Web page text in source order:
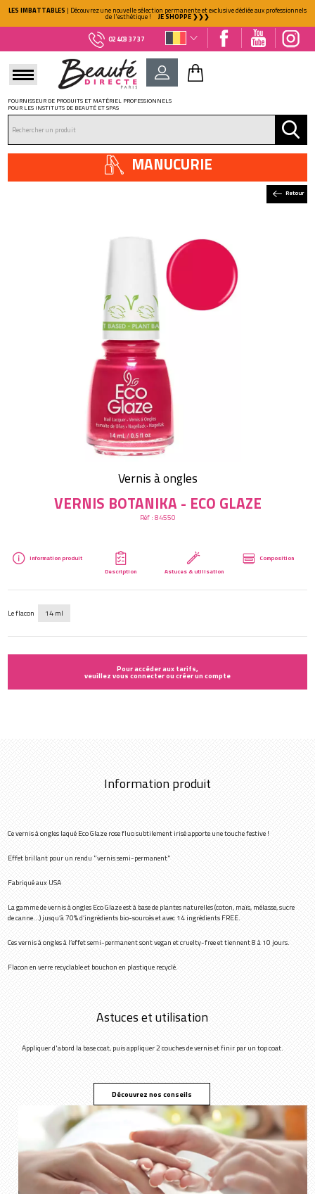
LES IMBATTABLES | Découvrez une nouvelle sélection permanente et exclusive dédiée aux professionnels
de l'esthétique ! JE SHOPPE ❯❯❯
02 403 37 37
NOUVEAU CLIENT ?
Créer mon compte
FOURNISSEUR DE PRODUITS ET MATÉRIEL PROFESSIONNELS
POUR LES INSTITUTS DE BEAUTÉ ET SPAS
Retour
MANUCURIE
Vernis à ongles
VERNIS BOTANIKA - ECO GLAZE
Réf :84550
Information produit
Description
Astuces & utilisation
Composition
Le flacon 14 ml
Pour accéder aux tarifs,
veuillez vous connecter ou créer un compte
Information produit
Ce vernis à ongles laqué Eco Glaze rose fluo subtilement irisé apporte une touche festive !
Effet brillant pour un rendu "vernis semi-permanent"
Fabriqué aux USA
La gamme de vernis à ongles Eco Glaze est à base de plantes naturelles (coton, maïs, mélasse, sucre
de canne…) jusqu’à 70% d’ingrédients bio-sourcés et avec 14 ingrédients FREE.
Ces vernis à ongles à l’effet semi-permanent sont vegan et cruelty-free et tiennent 8 à 10 jours.
Flacon en verre recyclable et bouchon en plastique recyclé.
Astuces et utilisation
Appliquer d'abord la base coat, puis appliquer 2 couches de vernis et finir par un top coat.
Découvrez nos conseils